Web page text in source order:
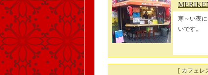
寒～い夜
いです。
[ カフェレ